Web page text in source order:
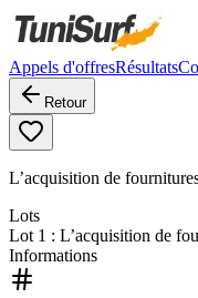
Appels d'offresRésultats
Retour
L’acquisition de
Lots
Lot 1 : L’acquisition de
Informations